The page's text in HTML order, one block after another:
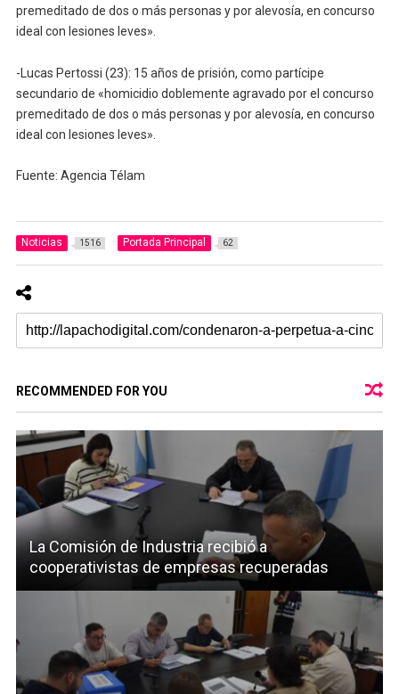
premeditado de dos o más personas y por alevosía, en concurso
ideal con lesiones leves».
-Lucas Pertossi (23): 15 años de prisión, como partícipe
secundario de «homicidio doblemente agravado por el concurso
premeditado de dos o más personas y por alevosía, en concurso
ideal con lesiones leves».
Fuente: Agencia Télam
Noticias 1516 Portada Principal 62
RECOMMENDED FOR YOU
La Comisión de Industria recibió a
cooperativistas de empresas recuperadas